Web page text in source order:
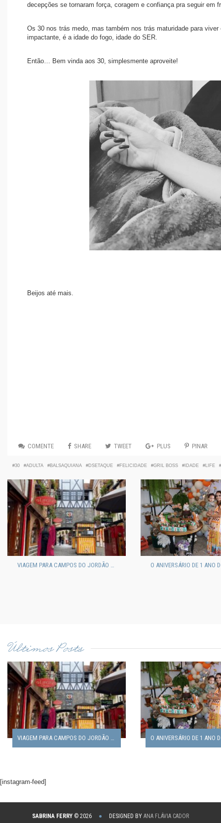
decepções se tornaram força, coragem e confiança pra seguir em
Os 30 nos trás medo, mas também nos trás maturidade para
impactante, é a idade do fogo, idade do SER.
Então… Bem vinda aos 30, simplesmente aproveite!
Beijos até mais.
COMENTE SHARE TWEET PLUS PINAR
30 ADULTA BALSAQUIANA DSETAQUE FELICIDADE GRIL BOSS IDADE LIFE
VIAGEM PARA CAMPOS DO JORDÃO EM FAMÍLIA
Últimos Posts
VIAGEM PARA CAMPOS DO JORDÃO EM FAMÍLIA
[instagram-feed]
SABRINA FERRY © 2026 • DESIGNED BY ANA FLÁVIA CADOR